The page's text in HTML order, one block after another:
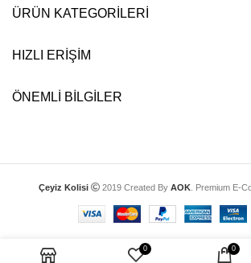
ÜRÜN KATEGORILERI
HIZLI ERIŞIM
ÖNEMLI BILGILER
Çeyiz Kolisi 2019 Created By AOK. Premium E-
0 0